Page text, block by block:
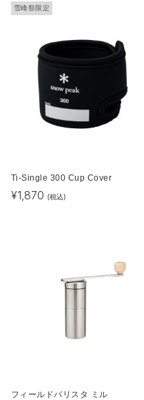
雪峰祭限定
Ti-Single 300 Cup Cover
¥1,870 (税込)
フィールドバリスタ ミル